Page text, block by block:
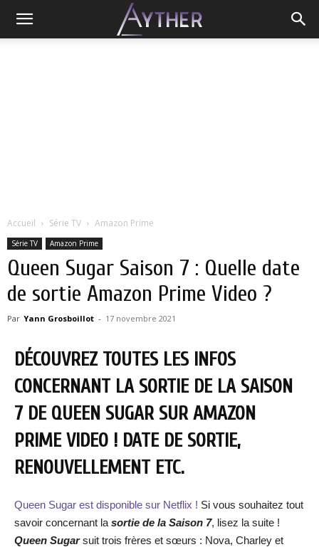
Accueil Série TV Amazon Prime
Série TV Amazon Prime
Queen Sugar Saison 7 : Quelle date
de sortie Amazon Prime Video ?
Par Yann Grosboillot - 17 novembre 2021
DÉCOUVREZ TOUTES LES INFOS
CONCERNANT LA SORTIE DE LA SAISON
7 DE QUEEN SUGAR SUR AMAZON
PRIME VIDEO ! DATE DE SORTIE,
RENOUVELLEMENT ETC.
Queen Sugar est disponible sur Netflix ! Si vous souhaitez tout
savoir concernant la sortie de la Saison 7, lisez la suite !
Queen Sugarsuit trois frères et sœurs : Nova, Charley et